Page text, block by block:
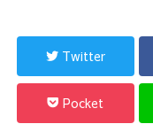
Twitter
Pocket